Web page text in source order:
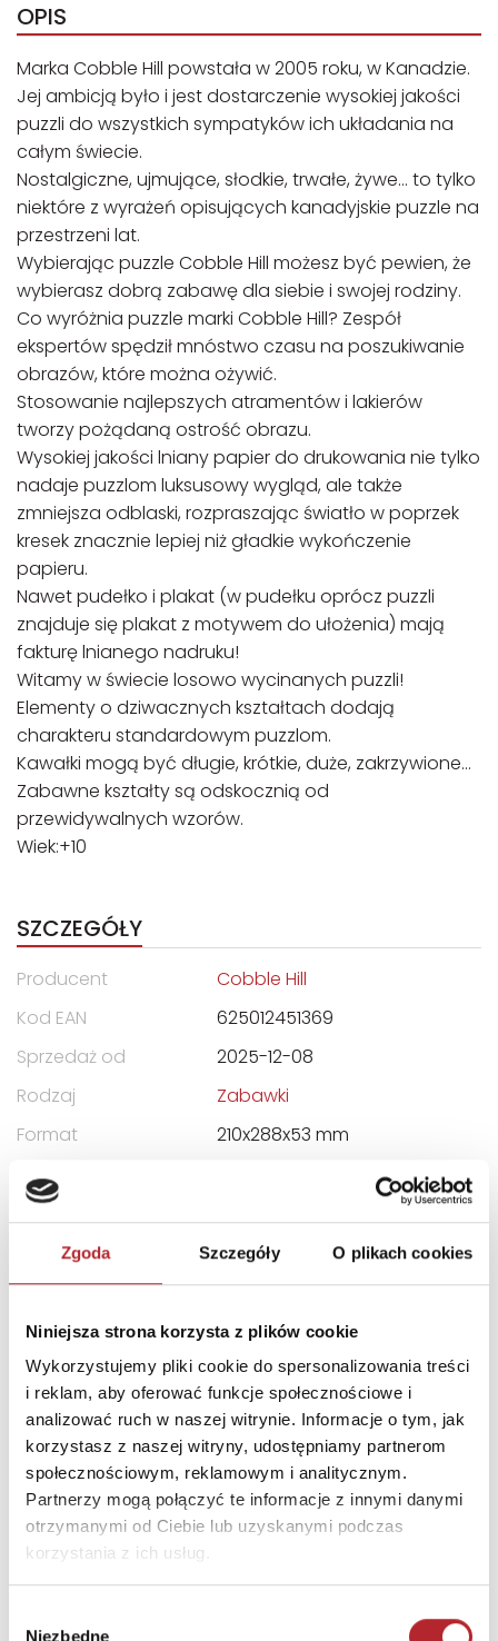
Zgoda Szczegóły O plikach cookies
Niniejsza strona korzysta z plików cookie
Wykorzystujemy pliki cookie do spersonalizowania treści
i reklam, aby oferować funkcje społecznościowe i
analizować ruch w naszej witrynie. Informacje o tym, jak
korzystasz z naszej witryny, udostępniamy partnerom
społecznościowym, reklamowym i analitycznym.
Partnerzy mogą połączyć te informacje z innymi danymi
otrzymanymi od Ciebie lub uzyskanymi podczas
korzystania z ich usług.
Niezbędne
OPIS
Marka Cobble Hill powstała w 2005 roku, w Kanadzie.
Jej ambicją było i jest dostarczenie wysokiej jakości
puzzli do wszystkich sympatyków ich układania na
całym świecie.
Nostalgiczne, ujmujące, słodkie, trwałe, żywe… to tylko
niektóre z wyrażeń opisujących kanadyjskie puzzle na
przestrzeni lat.
Wybierając puzzle Cobble Hill możesz być pewien, że
wybierasz dobrą zabawę dla siebie i swojej rodziny.
Co wyróżnia puzzle marki Cobble Hill? Zespół
ekspertów spędził mnóstwo czasu na poszukiwanie
obrazów, które można ożywić.
Stosowanie najlepszych atramentów i lakierów
tworzy pożądaną ostrość obrazu.
Wysokiej jakości lniany papier do drukowania nie tylko
nadaje puzzlom luksusowy wygląd, ale także
zmniejsza odblaski, rozpraszając światło w poprzek
kresek znacznie lepiej niż gładkie wykończenie
papieru.
Nawet pudełko i plakat (w pudełku oprócz puzzli
znajduje się plakat z motywem do ułożenia) mają
fakturę lnianego nadruku!
Witamy w świecie losowo wycinanych puzzli!
Elementy o dziwacznych kształtach dodają
charakteru standardowym puzzlom.
Kawałki mogą być długie, krótkie, duże, zakrzywione…
Zabawne kształty są odskocznią od
przewidywalnych wzorów.
Wiek:+10
SZCZEGÓŁY
Producent
Cobble Hill
Kod EAN
625012451369
Sprzedaż od
2025-12-08
Rodzaj
Zabawki
Format
210x288x53 mm
Kategoria wiekowa
Kraj produkcji
Zwrot towaru
Brak prawa zwrotu
DANE OSOBY ODPOWIEDZIALNEJ
Nazwa
G3 SPÓŁKA Z
OGRANICZONĄ
ODPOWIEDZIALNOŚCIĄ
SPÓŁKA KOMANDYTOWA
Ulica
ul. Spółdzielców 18A
Kod pocztowy
Miasto
Konin
E-mail